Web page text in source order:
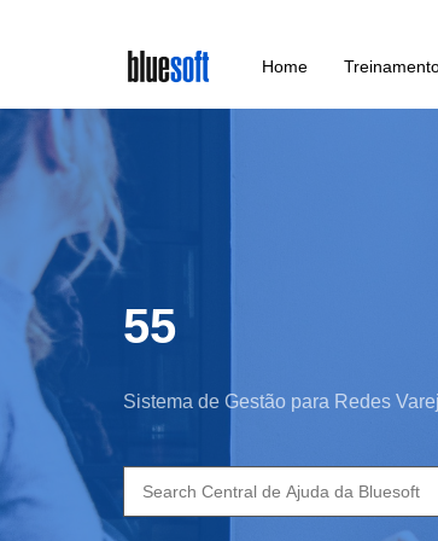
main
content
Home
55
Sistema de Gestão para Redes
Search
for: